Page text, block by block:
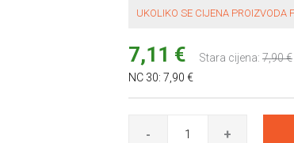
UKOLIKO SE CIJENA PROIZVODA
7,11 € Stara cijena: 7,90 €
NC 30: 7,90 €
- +